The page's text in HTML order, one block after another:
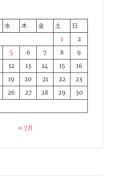
水 木 金 土
日
1
2
5 6 7 8
9
12 13 14 15
16
19 20 21 22
23
26 27 28 29
30
« 7月